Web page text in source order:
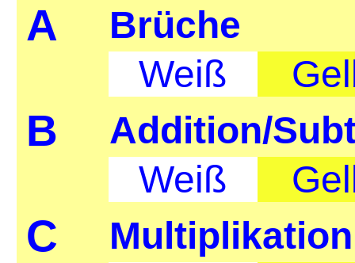
A
Brüche
Weiß
B
Addition/
Weiß
C